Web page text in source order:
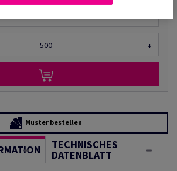
+
Muster bestellen
TECHNISCHES
DATENBLATT